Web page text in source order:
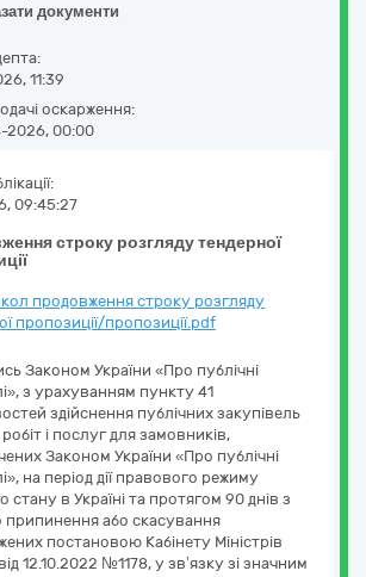
документи
11:39
оскарження:
2026, 00:00
строку розгляду тендерної
09:45:27
продовження строку розгляду
пропозиції/пропозиції.pdf
Законом України «Про публічні
з урахуванням пункту 41
здійснення публічних закупівель
і послуг для замовників,
Законом України «Про публічні
на період дії правового режиму
стану в Україні та протягом 90 днів з
припинення або скасування
постановою Кабінету Міністрів
12.10.2022 №1178, у зв’язку зі значним